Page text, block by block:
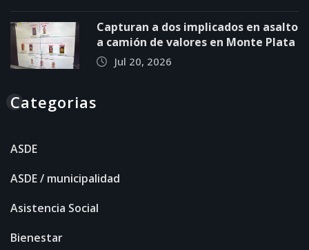
Capturan a dos implicados en asalto
a camión de valores en Monte Plata
Jul 20, 2026
Categorias
ASDE
ASDE / municipalidad
Asistencia Social
Bienestar